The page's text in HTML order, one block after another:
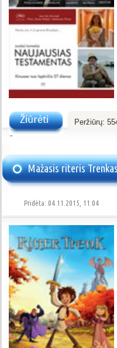
Peržiūrų:
Mažasis riteris
Pridėta: 04.11.2015, 11:04